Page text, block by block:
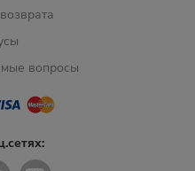
вопросы